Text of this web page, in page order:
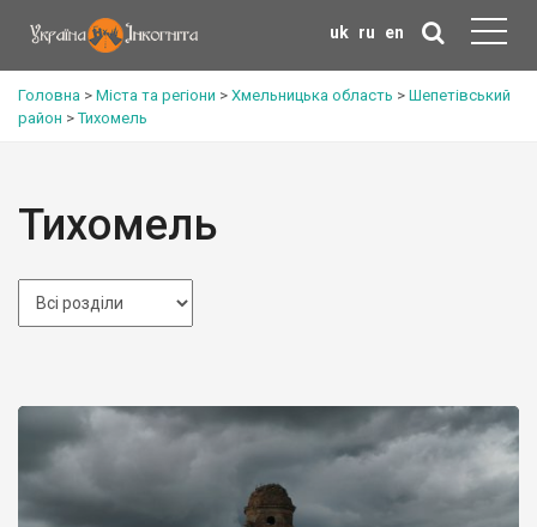
uk ru en
Головна > Міста та регіони > Хмельницька область > Шепетівський
район >Тихомель
Тихомель